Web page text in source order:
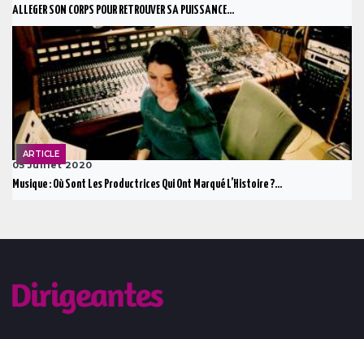
ALLEGER SON CORPS POUR RETROUVER SA PUISSANCE...
ARTICLE
05 Juillet 2020
Musique : Où Sont Les Productrices Qui Ont Marqué L’Histoire ?...